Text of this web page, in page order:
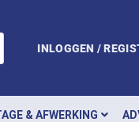
INLOGGEN /
& AFWERKING